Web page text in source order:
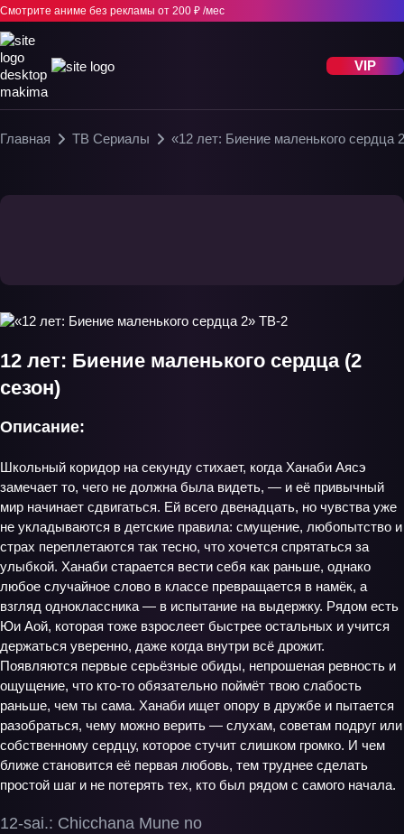
Смотрите аниме без рекламы от 200 ₽ /мес
VIP
Главная ТВ Сериалы «12 лет: Биение маленького сердца
12 лет: Биение маленького сердца (2
сезон)
12-sai.: Chicchana Mune no
Описание:
Школьный коридор на секунду стихает, когда Ханаби Аясэ
замечает то, чего не должна была видеть, — и её привычный
мир начинает сдвигаться. Ей всего двенадцать, но чувства уже
не укладываются в детские правила: смущение, любопытство и
страх переплетаются так тесно, что хочется спрятаться за
улыбкой. Ханаби старается вести себя как раньше, однако
любое случайное слово в классе превращается в намёк, а
взгляд одноклассника — в испытание на выдержку. Рядом есть
Юи Аой, которая тоже взрослеет быстрее остальных и учится
держаться уверенно, даже когда внутри всё дрожит.
Появляются первые серьёзные обиды, непрошеная ревность и
ощущение, что кто‑то обязательно поймёт твою слабость
раньше, чем ты сама. Ханаби ищет опору в дружбе и пытается
разобраться, чему можно верить — слухам, советам подруг или
собственному сердцу, которое стучит слишком громко. И чем
ближе становится её первая любовь, тем труднее сделать
простой шаг и не потерять тех, кто был рядом с самого начала.